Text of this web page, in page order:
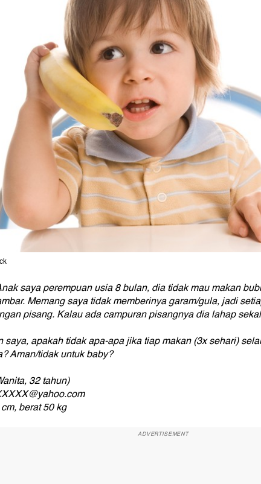
saya perempuan usia 8 bulan, dia tidak mau makan
Memang saya tidak memberinya garam/gula, jadi
pisang. Kalau ada campuran pisangnya dia lahap
saya, apakah tidak apa-apa jika tiap makan (3x sehari)
Aman/tidak untuk baby?
32 tahun)
berat 50 kg
ADVERTISEMENT